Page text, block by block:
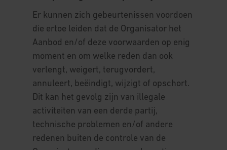
Er kunnen zich gebeurtenissen voordoen
die ertoe leiden dat de Organisator het
Aanbod en/of deze voorwaarden op enig
moment en om welke reden dan ook
verlengt, weigert, terugvordert,
annuleert, beëindigt, wijzigt of opschort.
Dit kan het gevolg zijn van illegale
activiteiten van een derde partij,
technische problemen en/of andere
redenen buiten de controle van de